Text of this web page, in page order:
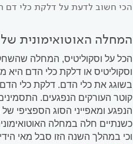
הכי חשוב לדעת על דלקת כלי דם
המחלה האוטואימונית
הכל על וסקוליטיס, המחלה
וסקוליטיס או דלקת כלי הדם
בשוגג את כלי הדם. דלקת כלי
קוטר העורקים הנפגעים.
הנפגע ומאפייני הסוג הספציפי
כשנתיים חלה במחלה
וכי במהלך השנה הזו סבל מאי